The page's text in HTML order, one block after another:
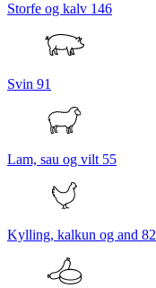
Storfe og kalv 146
Svin 91
Lam, sau og vilt 55
Kylling, kalkun og and 82